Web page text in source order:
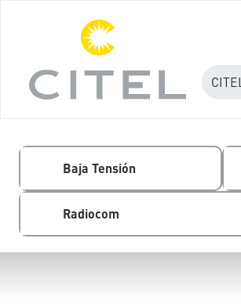
CITEL
Baja Tensión
Radiocom